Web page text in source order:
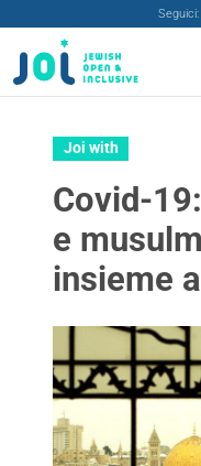
Seguici:
Joi with
Covid-
e
insieme